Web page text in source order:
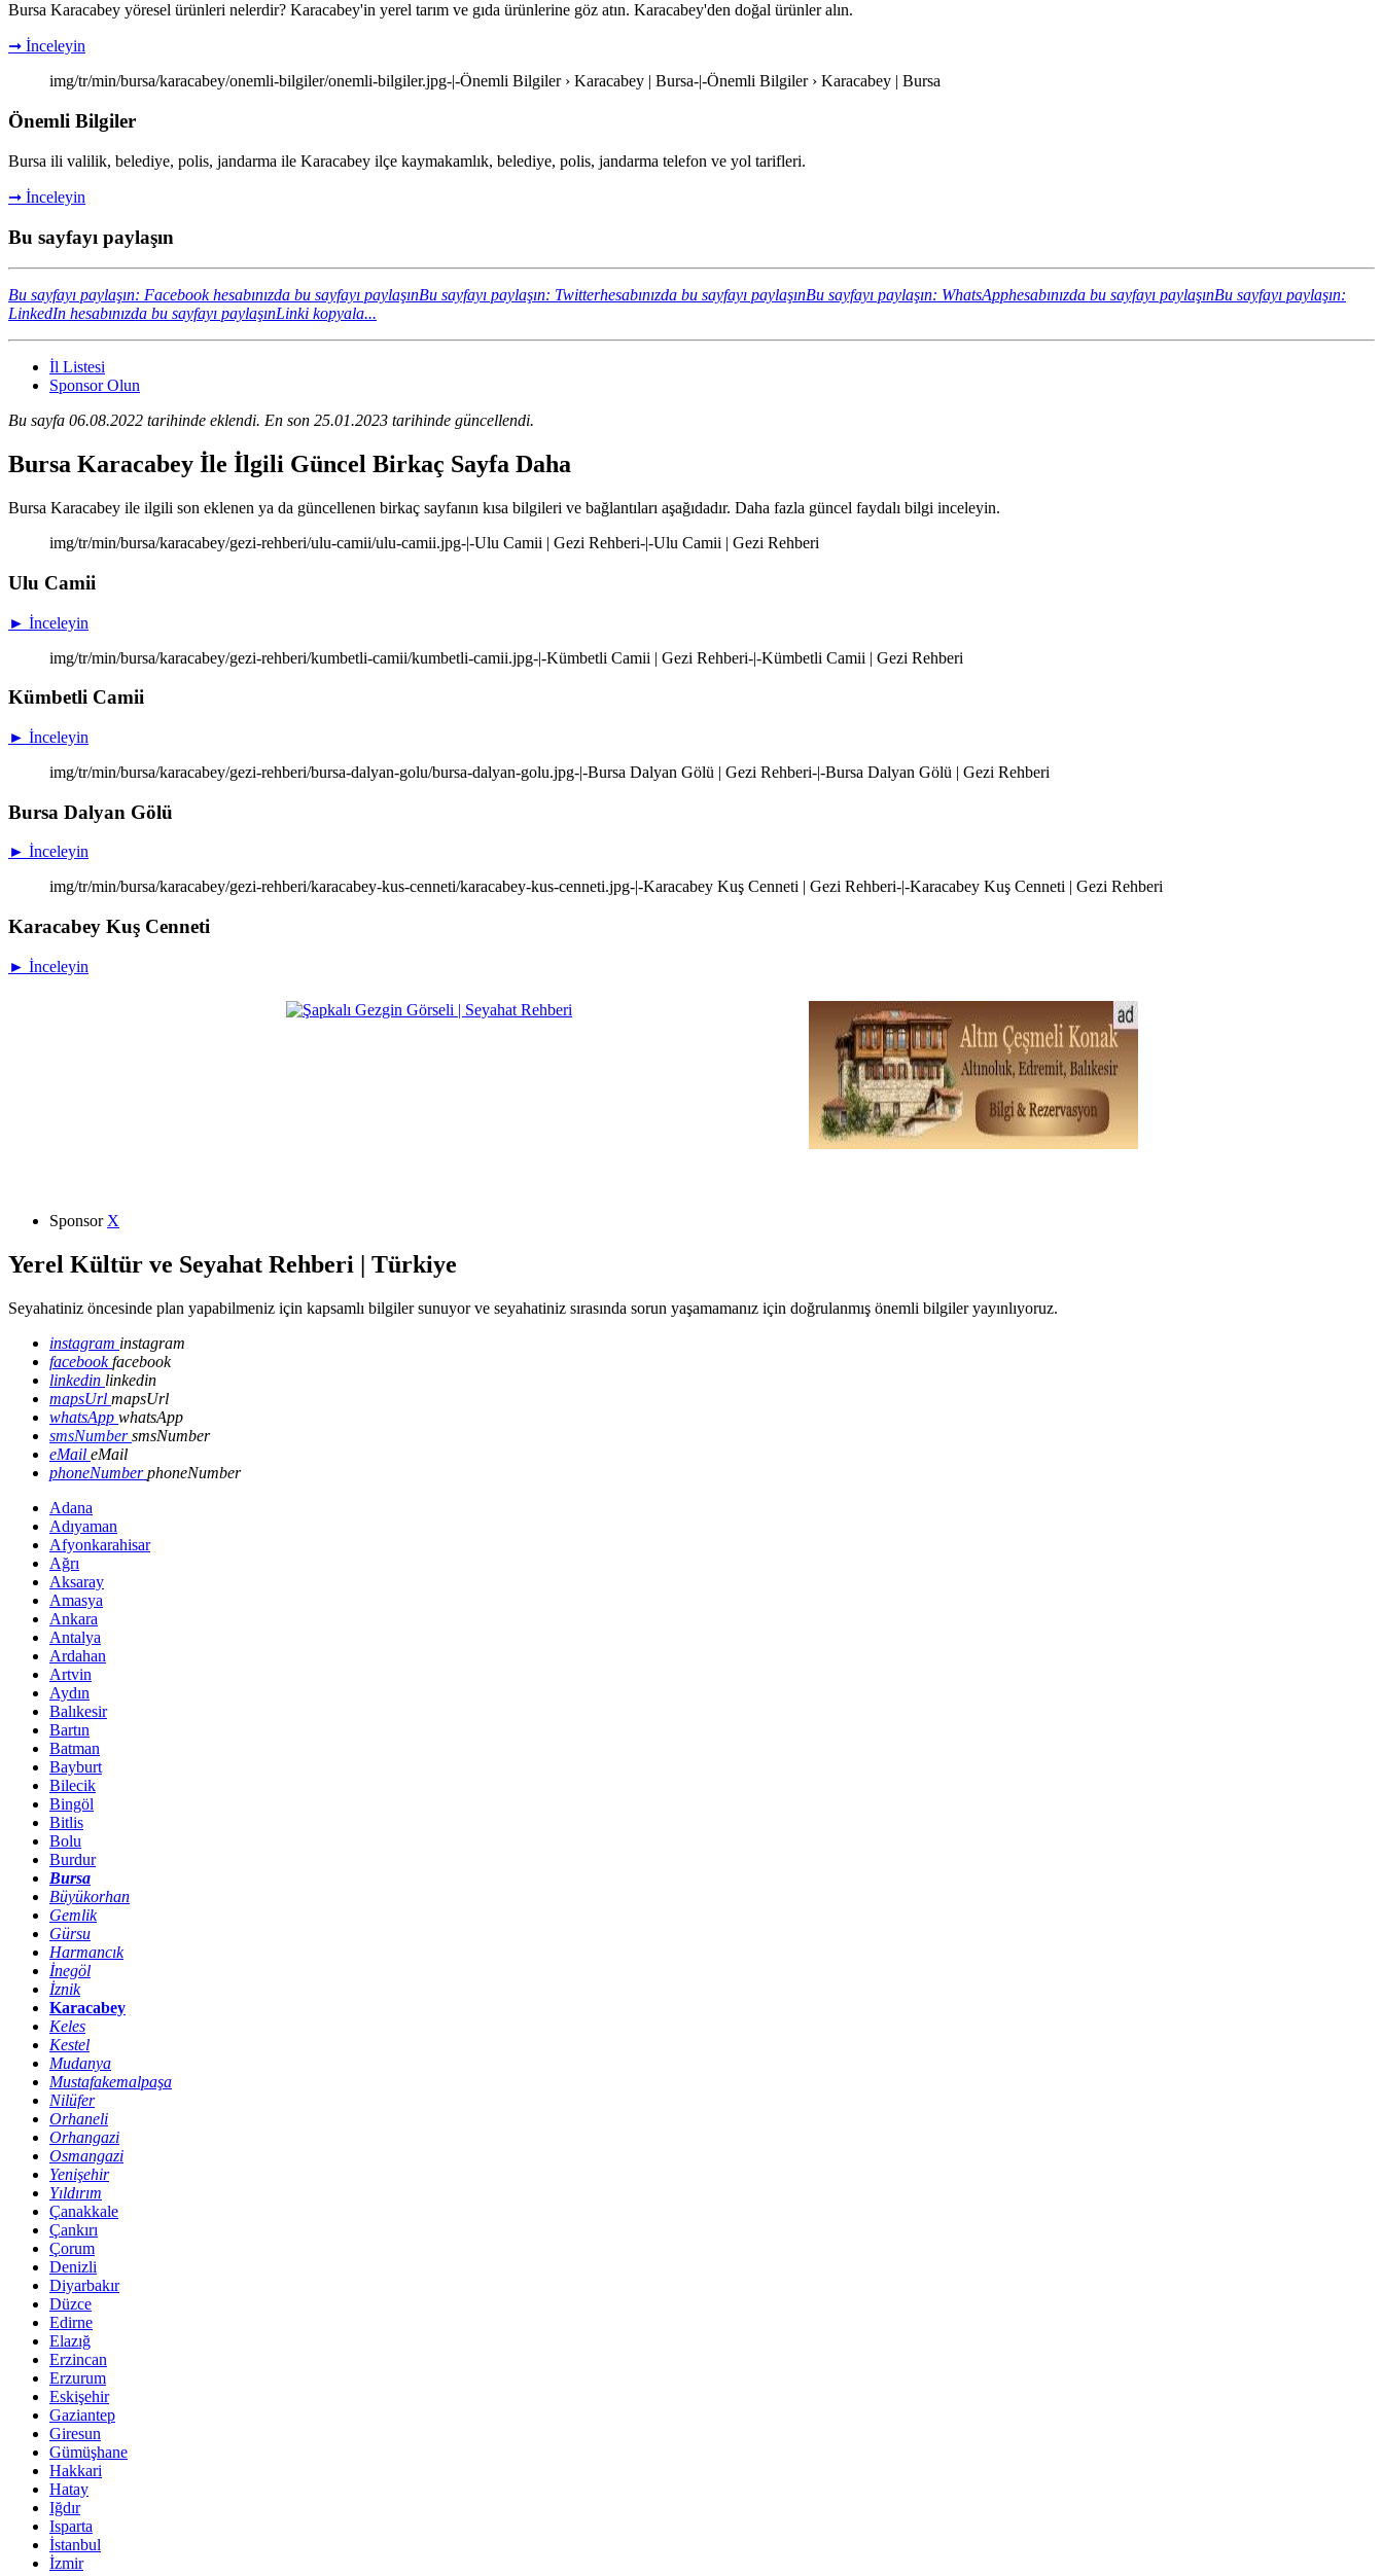
Bursa Karacabey yöresel ürünleri nelerdir? Karacabey'in yerel tarım ve gıda ürünlerine göz atın. Karacabey'den doğal ürünler alın.
➞ İnceleyin
img/tr/min/bursa/karacabey/onemli-bilgiler/onemli-bilgiler.jpg-|-Önemli Bilgiler › Karacabey | Bursa-|-Önemli Bilgiler › Karacabey | Bursa
Önemli Bilgiler
Bursa ili valilik, belediye, polis, jandarma ile Karacabey ilçe kaymakamlık, belediye, polis, jandarma telefon ve yol tarifleri.
➞ İnceleyin
Bu sayfayı paylaşın
Bu sayfayı paylaşın: Facebook hesabınızda bu sayfayı paylaşınBu sayfayı paylaşın: Twitterhesabınızda bu sayfayı paylaşınBu sayfayı paylaşın: WhatsApphesabınızda bu sayfayı paylaşınBu sayfayı paylaşın:
LinkedIn hesabınızda bu sayfayı paylaşınLinki kopyala...
İl Listesi
Sponsor Olun
Bu sayfa 06.08.2022 tarihinde eklendi. En son 25.01.2023 tarihinde güncellendi.
Bursa Karacabey İle İlgili Güncel Birkaç Sayfa Daha
Bursa Karacabey ile ilgili son eklenen ya da güncellenen birkaç sayfanın kısa bilgileri ve bağlantıları aşağıdadır. Daha fazla güncel faydalı bilgi inceleyin.
img/tr/min/bursa/karacabey/gezi-rehberi/ulu-camii/ulu-camii.jpg-|-Ulu Camii | Gezi Rehberi-|-Ulu Camii | Gezi Rehberi
Ulu Camii
► İnceleyin
img/tr/min/bursa/karacabey/gezi-rehberi/kumbetli-camii/kumbetli-camii.jpg-|-Kümbetli Camii | Gezi Rehberi-|-Kümbetli Camii | Gezi Rehberi
Kümbetli Camii
► İnceleyin
img/tr/min/bursa/karacabey/gezi-rehberi/bursa-dalyan-golu/bursa-dalyan-golu.jpg-|-Bursa Dalyan Gölü | Gezi Rehberi-|-Bursa Dalyan Gölü | Gezi Rehberi
Bursa Dalyan Gölü
► İnceleyin
img/tr/min/bursa/karacabey/gezi-rehberi/karacabey-kus-cenneti/karacabey-kus-cenneti.jpg-|-Karacabey Kuş Cenneti | Gezi Rehberi-|-Karacabey Kuş Cenneti | Gezi Rehberi
Karacabey Kuş Cenneti
► İnceleyin
Sponsor X
Yerel Kültür ve Seyahat Rehberi | Türkiye
Seyahatiniz öncesinde plan yapabilmeniz için kapsamlı bilgiler sunuyor ve seyahatiniz sırasında sorun yaşamamanız için doğrulanmış önemli bilgiler yayınlıyoruz.
instagram instagram
facebookfacebook
linkedin linkedin
mapsUrl mapsUrl
whatsApp whatsApp
smsNumbersmsNumber
eMail eMail
phoneNumberphoneNumber
Adana
Adıyaman
Afyonkarahisar
Ağrı
Aksaray
Amasya
Ankara
Antalya
Ardahan
Artvin
Aydın
Balıkesir
Bartın
Batman
Bayburt
Bilecik
Bingöl
Bitlis
Bolu
Burdur
Bursa
Büyükorhan
Gemlik
Gürsu
Harmancık
İnegöl
İznik
Karacabey
Keles
Kestel
Mudanya
Mustafakemalpaşa
Nilüfer
Orhaneli
Orhangazi
Osmangazi
Yenişehir
Yıldırım
Çanakkale
Çankırı
Çorum
Denizli
Diyarbakır
Düzce
Edirne
Elazığ
Erzincan
Erzurum
Eskişehir
Gaziantep
Giresun
Gümüşhane
Hakkari
Hatay
Iğdır
Isparta
İstanbul
İzmir